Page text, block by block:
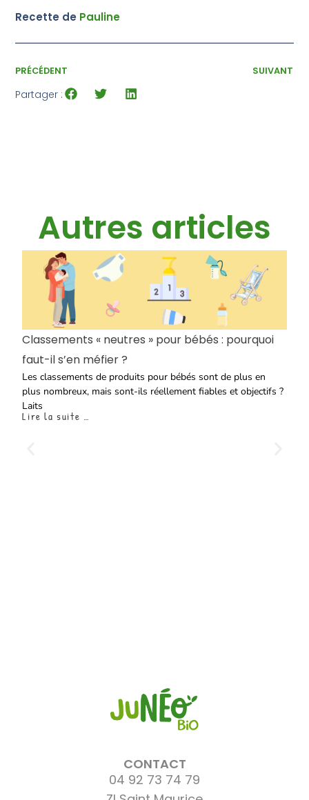
Recette de Pauline
PRÉCÉDENT SUIVANT
Partager :
Autres articles
Classements « neutres » pour bébés : pourquoi
faut-il s’en méfier ?
Les classements de produits pour bébés sont de plus en
plus nombreux, mais sont-ils réellement fiables et objectifs ?
Laits
Lire la suite …
CONTACT
04 92 73 74 79